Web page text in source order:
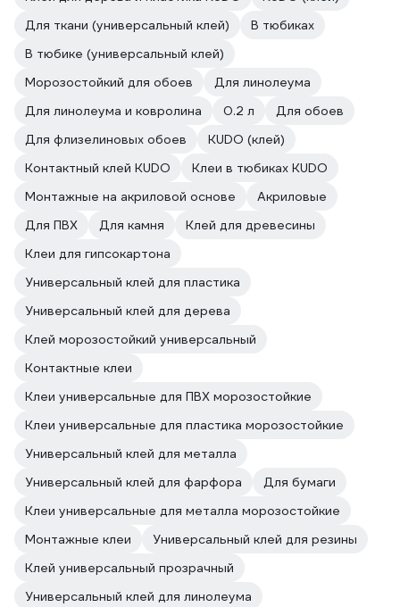
Для ткани (универсальный клей)
В тюбиках
В тюбике (универсальный клей)
Морозостойкий для обоев
Для линолеума
Для линолеума и ковролина
0.2 л
Для обоев
Для флизелиновых обоев
KUDO (клей)
Контактный клей KUDO
Клеи в тюбиках KUDO
Монтажные на акриловой основе
Акриловые
Для ПВХ
Для камня
Клей для древесины
Клеи для гипсокартона
Универсальный клей для пластика
Универсальный клей для дерева
Клей морозостойкий универсальный
Контактные клеи
Клеи универсальные для ПВХ морозостойкие
Клеи универсальные для пластика морозостойкие
Универсальный клей для металла
Универсальный клей для фарфора
Для бумаги
Клеи универсальные для металла морозостойкие
Монтажные клеи
Универсальный клей для резины
Клей универсальный прозрачный
Универсальный клей для линолеума